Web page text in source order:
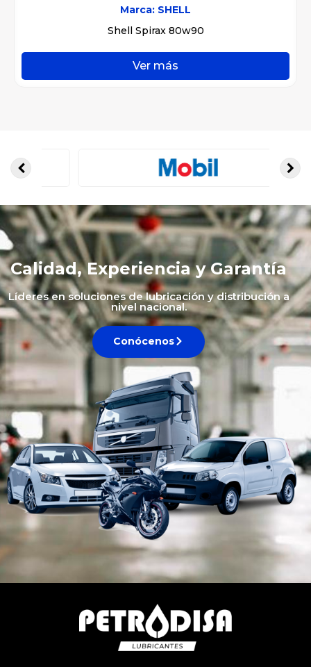
Marca: SHELL
Shell Spirax 80w90
Ver más
Calidad, Experiencia y Garantía
Líderes en soluciones de lubricación y distribución a
nivel nacional.
Conócenos